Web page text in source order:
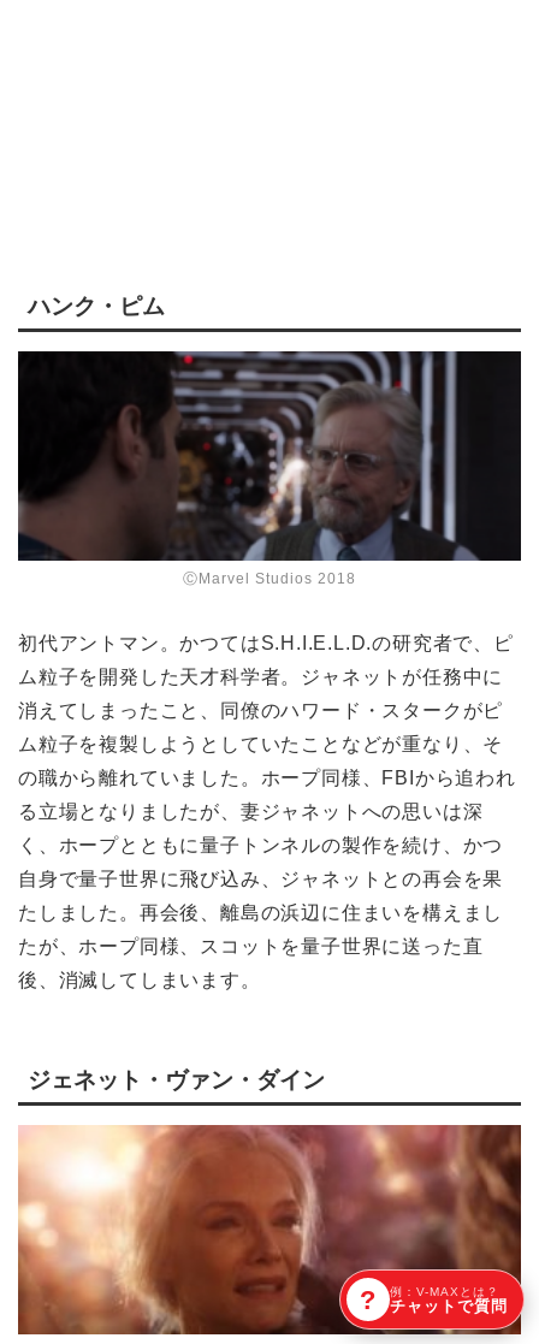
ハンク・ピム
ⒸMarvel Studios 2018
初代アントマン。かつてはS.H.I.E.L.D.の研究者で、ピ
ム粒子を開発した天才科学者。ジャネットが任務中に
消えてしまったこと、同僚のハワード・スタークがピ
ム粒子を複製しようとしていたことなどが重なり、そ
の職から離れていました。ホープ同様、FBIから追われ
る立場となりましたが、妻ジャネットへの思いは深
く、ホープとともに量子トンネルの製作を続け、かつ
自身で量子世界に飛び込み、ジャネットとの再会を果
たしました。再会後、離島の浜辺に住まいを構えまし
たが、ホープ同様、スコットを量子世界に送った直
後、消滅してしまいます。
ジェネット・ヴァン・ダイン
? 例：V-MAXとは？
チャットで質問